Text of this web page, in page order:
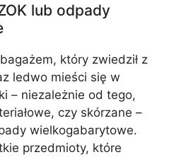
lub odpady
który zwiedził z
ledwo mieści się w
– niezależnie od tego,
czy skórzane –
wielkogabarytowe.
przedmioty, które